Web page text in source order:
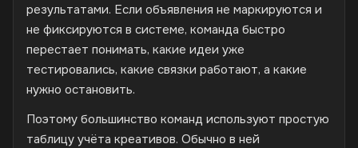
результатами. Если объявления не маркируются и
не фиксируются в системе, команда быстро
перестает понимать, какие идеи уже
тестировались, какие связки работают, а какие
нужно остановить.
Поэтому большинство команд используют простую
таблицу учёта креативов. Обычно в ней